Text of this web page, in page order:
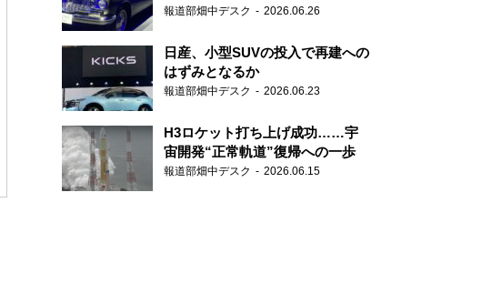
か？
報道部畑中デスク 2026.06.26
日産、小型SUVの投入で再建への
はずみとなるか
報道部畑中デスク 2026.06.23
H3ロケット打ち上げ成功……宇
宙開発“正常軌道”復帰への一歩
報道部畑中デスク 2026.06.15